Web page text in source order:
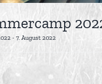
- 7. August 2022